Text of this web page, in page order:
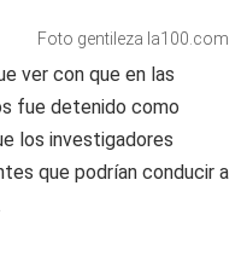
Foto gentileza la100.com
ver con que en las
fue detenido como
los investigadores
que podrían conducir a